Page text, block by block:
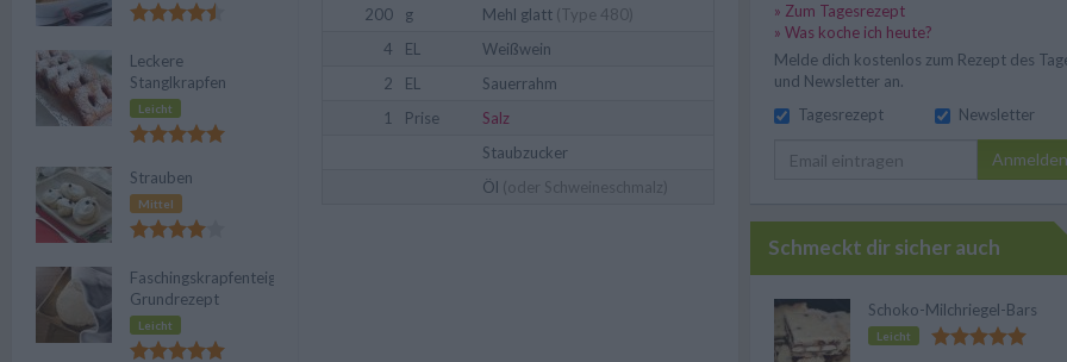
200
g Mehl glatt (Type 480)
4
EL
Weißwein
2
EL
Sauerrahm
1
Prise
Salz
Staubzucker
Öl (oder Schweineschmalz)
Leckere
Stanglkrapfen
Leicht
Strauben
Mittel
Faschingskrapfenteig-
Grundrezept
Leicht
» Zum Tagesrezept
» Was koche ich heute?
Melde dich kostenlos zum Rezept des
und Newsletter an.
Tagesrezept
Newsletter
Anmelden
Schmeckt dir sicher auch
Schoko-Milchriegel-Bars
Leicht